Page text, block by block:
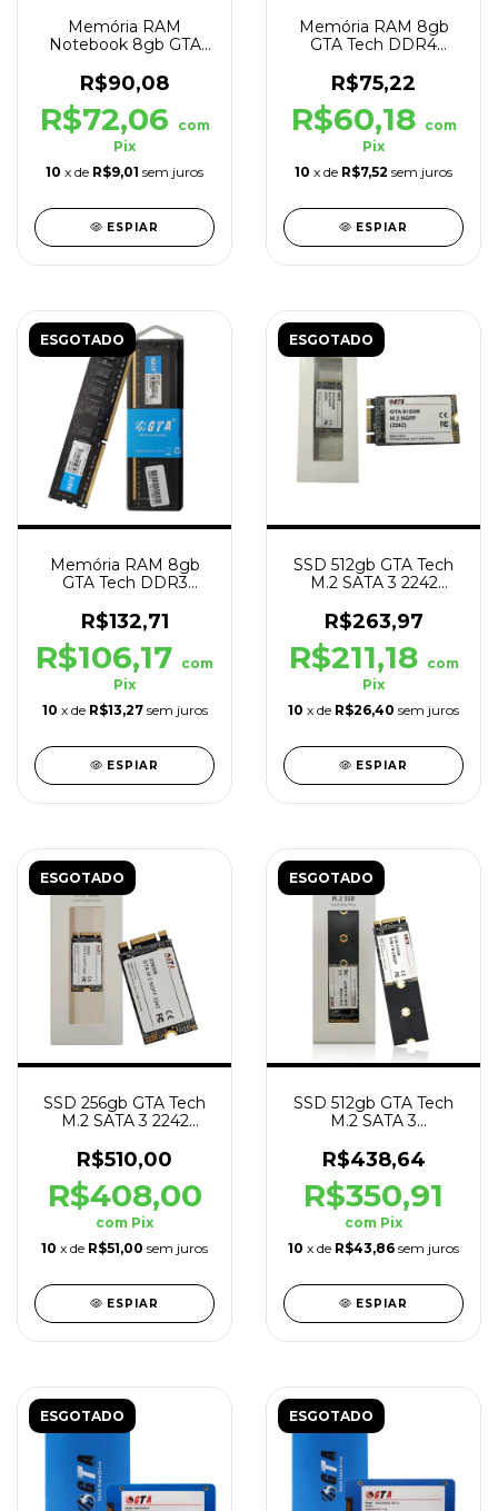
Memória RAM
Notebook 8gb GTA
Cl17 1.2V
R$90,08
R$72,06
com
Pix
10 x de R$9,01 sem juros
ESPIAR
Memória RAM 8gb
GTA Tech DDR4
R$75,22
R$60,18 com
Pix
10 x de R$7,52 sem juros
ESPIAR
ESGOTADO
Memória RAM 8gb
GTA Tech DDR3
R$132,71
R$106,17 com
Pix
10 x de R$13,27 sem juros
ESPIAR
ESGOTADO
SSD 512gb GTA Tech
M.2 SATA 3 2242
500mb/s Grav
R$263,97
R$211,18 com
Pix
10 x de R$26,40 sem juros
ESPIAR
ESGOTADO
SSD 256gb GTA Tech
M.2 SATA 3 2242
500mb/s Grav
R$510,00
R$408,00
com Pix
10 x de R$51,00 sem juros
ESPIAR
ESGOTADO
SSD 512gb GTA Tech
M.2 SATA 3
560mb/s Leit -
500mb/s Grav
R$438,64
R$350,91
com Pix
10 x de R$43,86 sem juros
ESPIAR
ESGOTADO ESGOTADO